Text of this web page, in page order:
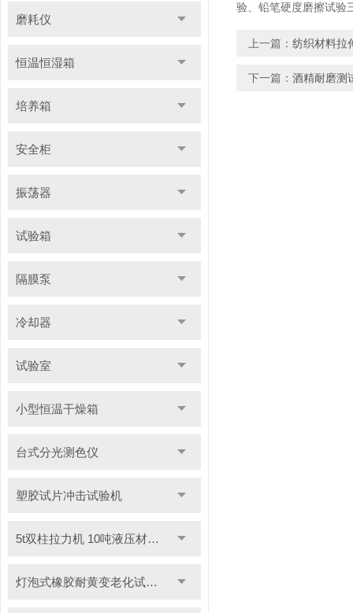
磨耗仪
恒温恒湿箱
培养箱
安全柜
振荡器
试验箱
隔膜泵
冷却器
试验室
小型恒温干燥箱
台式分光测色仪
塑胶试片冲击试验机
5t双柱拉力机 10吨液压材料拉力试验机
灯泡式橡胶耐黄变老化试验机
验、铅笔硬度磨擦试验
上一篇： 纺织材料拉
下一篇： 酒精耐磨测